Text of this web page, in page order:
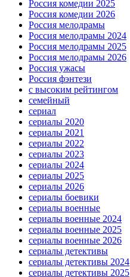
Россия комедии 2025
Россия комедии 2026
Россия мелодрамы
Россия мелодрамы 2024
Россия мелодрамы 2025
Россия мелодрамы 2026
Россия ужасы
Россия фэнтези
с высоким рейтингом
семейный
сериал
сериалы 2020
сериалы 2021
сериалы 2022
сериалы 2023
сериалы 2024
сериалы 2025
сериалы 2026
сериалы боевики
сериалы военные
сериалы военные 2024
сериалы военные 2025
сериалы военные 2026
сериалы детективы
сериалы детективы 2024
сериалы детективы 2025